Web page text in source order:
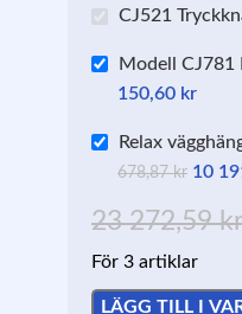
CJ521
Modell CJ781
150,60 kr
Relax
678,87kr 10
23 272,59kr
För 3 artiklar
LÄGG TILL I